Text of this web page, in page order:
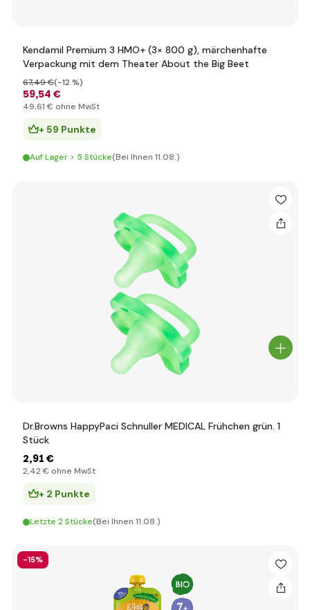
Kendamil Premium 3 HMO+ (3× 800 g), märchenhafte
Verpackung mit dem Theater About the Big Beet
59,54 €
67,49 €(-12 %)
49,61 € ohne MwSt
+ 59 Punkte
Auf Lager > 5 Stücke(Bei Ihnen 11.08.)
Dr.Browns HappyPaci Schnuller MEDICAL Frühchen grün. 1
Stück
2,91 €
2,42 € ohne MwSt
+ 2 Punkte
Letzte 2 Stücke(Bei Ihnen 11.08.)
-15%